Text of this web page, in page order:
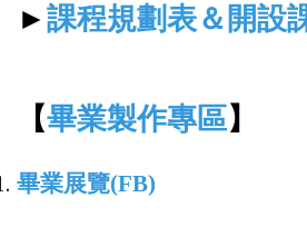
► 課程規劃表＆開設
【畢業製作專區】
畢業展覽(FB)